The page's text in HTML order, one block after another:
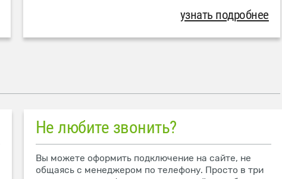
узнать подробнее
Не любите звонить?
Вы можете оформить подключение на сайте, не
общаясь с менеджером по телефону. Просто в три